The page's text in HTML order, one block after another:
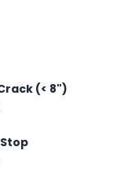
(< 8")